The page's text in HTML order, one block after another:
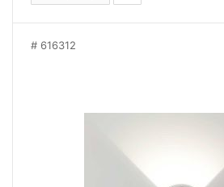
616312